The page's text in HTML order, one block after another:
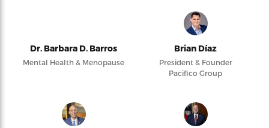
Dr. Barbara D. Barros
Mental Health & Menopause
Brian Díaz
President & Founder
Pacifico Group